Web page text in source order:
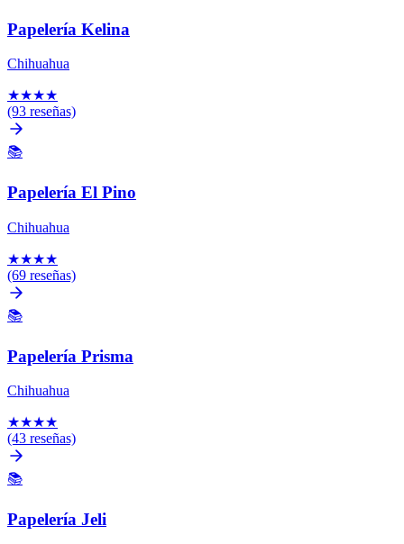
Papelería Kelina
Chihuahua
★★★★
(93 reseñas)
📚
Papelería El Pino
Chihuahua
★★★★
(69 reseñas)
📚
Papelería Prisma
Chihuahua
★★★★
(43 reseñas)
📚
Papelería Jeli